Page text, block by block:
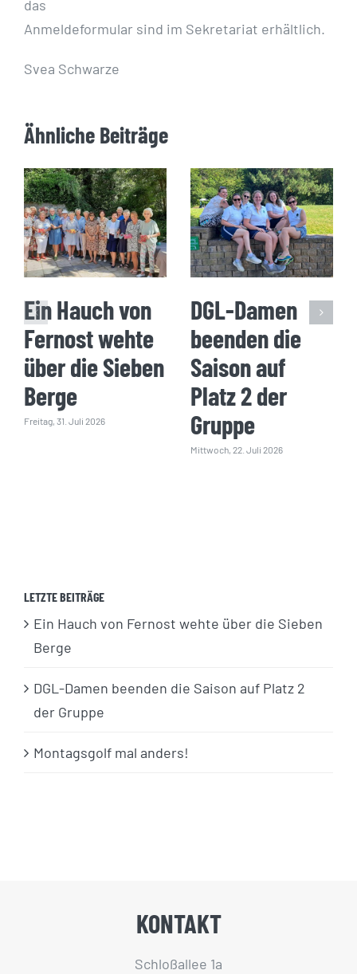
das
Anmeldeformular sind im Sekretariat erhältlich.
Svea Schwarze
Ähnliche Beiträge
Ein Hauch von
Fernost wehte
über die Sieben
Berge
Freitag, 31. Juli 2026
DGL-Damen
beenden die
Saison auf
Platz 2 der
Gruppe
Mittwoch, 22. Juli 2026
LETZTE BEITRÄGE
Ein Hauch von Fernost wehte über die Sieben
Berge
DGL-Damen beenden die Saison auf Platz 2
der Gruppe
Montagsgolf mal anders!
KONTAKT
Schloßallee 1a